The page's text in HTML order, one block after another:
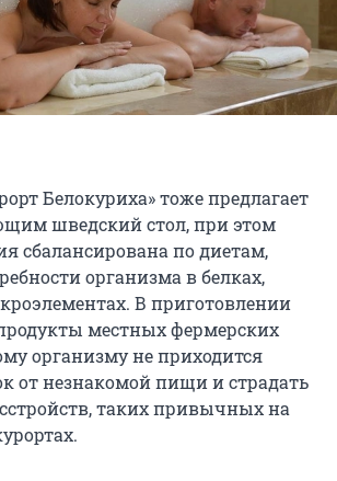
Белокуриха» тоже предлагает
шведский стол, при этом
сбалансирована по диетам,
организма в белках,
В приготовлении
местных фермерских
организму не приходится
от незнакомой пищи и страдать
таких привычных на